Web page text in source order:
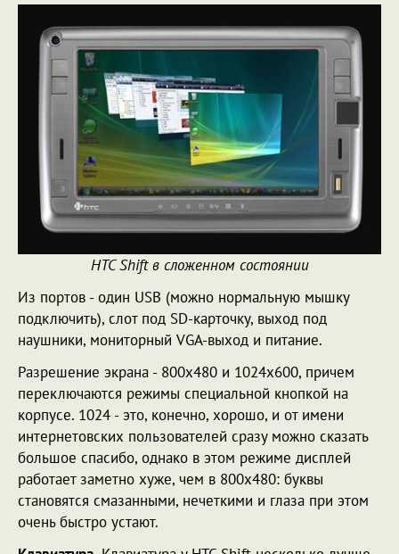
HTC Shift в сложенном состоянии
Из портов - один USB (можно нормальную мышку
подключить), слот под SD-карточку, выход под
наушники, мониторный VGA-выход и питание.
Разрешение экрана - 800х480 и 1024х600, причем
переключаются режимы специальной кнопкой на
корпусе. 1024 - это, конечно, хорошо, и от имени
интернетовских пользователей сразу можно сказать
большое спасибо, однако в этом режиме дисплей
работает заметно хуже, чем в 800х480: буквы
становятся смазанными, нечеткими и глаза при этом
очень быстро устают.